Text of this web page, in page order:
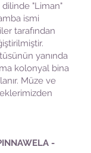
"Liman"
ismi
tarafından
yanında
kolonyal bina
Müze ve
-